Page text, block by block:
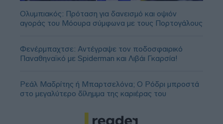
Ολυμπιακός: Πρόταση για δανεισμό και οψιόν
αγοράς του Μόουρα σύμφωνα με τους Πορτογάλους
Φενέρμπαχτσε: Αντέγραψε τον ποδοσφαιρικό
Παναθηναϊκό με Spiderman και Λιβάι Γκαρσία!
Ρεάλ Μαδρίτης ή Μπαρτσελόνα; Ο Ρόδρι μπροστά
στο μεγαλύτερο δίλημμα της καριέρας του